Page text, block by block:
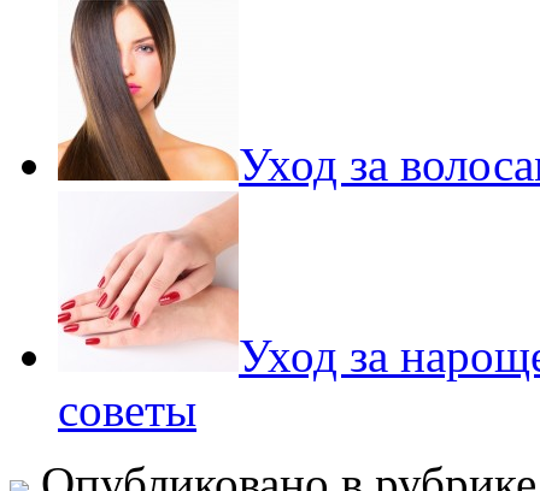
Уход за
Уход за
советы